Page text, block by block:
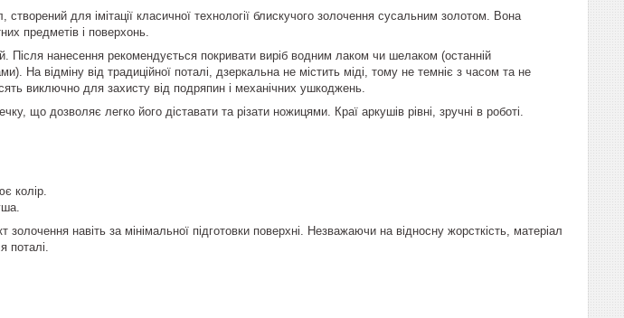
для імітації класичної технології блискучого золочення сусальним золотом. Вона
предметів і поверхонь.
Після нанесення рекомендується покривати виріб водним лаком чи шелаком (останній
На відміну від традиційної поталі, дзеркальна не містить міді, тому не темніє з часом та не
виключно для захисту від подряпин і механічних ушкоджень.
що дозволяє легко його діставати та різати ножицями. Краї аркушів рівні, зручні в роботі.
колір.
навіть за мінімальної підготовки поверхні. Незважаючи на відносну жорсткість, матеріал